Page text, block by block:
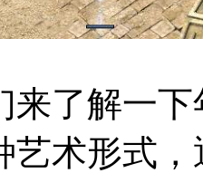
来了解一
艺术形式